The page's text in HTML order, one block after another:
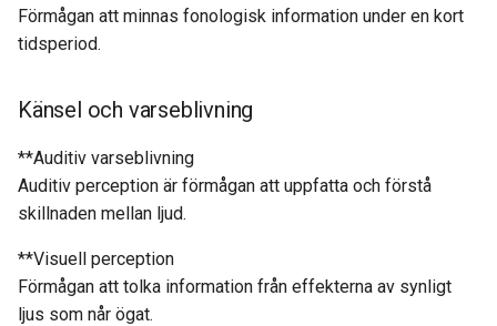
Förmågan att minnas fonologisk information under en kort
tidsperiod.
Känsel och varseblivning
**Auditiv varseblivning
Auditiv perception är förmågan att uppfatta och förstå
skillnaden mellan ljud.
**Visuell perception
Förmågan att tolka information från effekterna av synligt
ljus som når ögat.